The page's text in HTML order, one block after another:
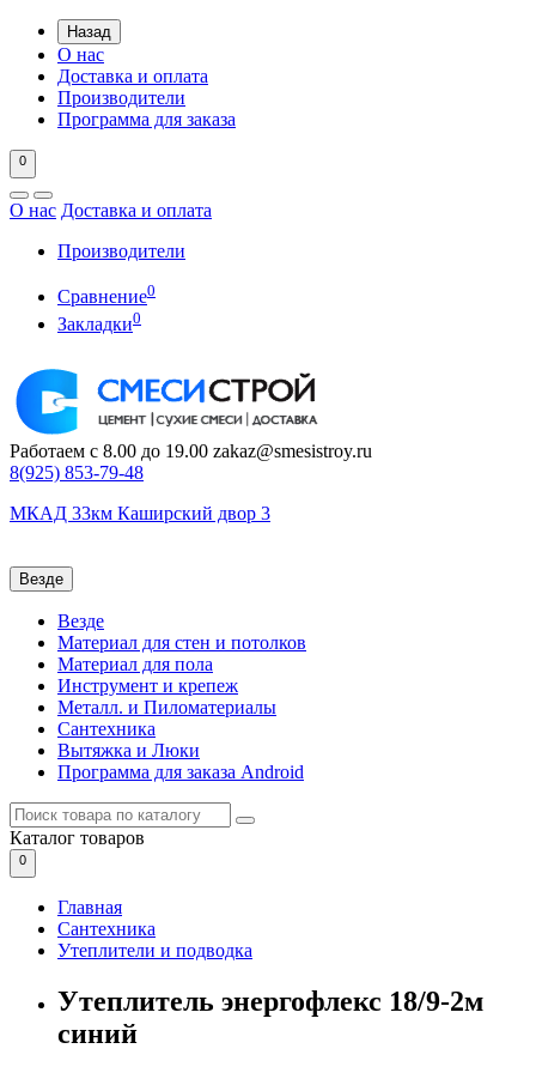
Назад
О нас
Доставка и оплата
Производители
Программа для заказа
0
О нас Доставка и оплата
Производители
Сравнение0
Закладки0
Работаем с 8.00 до 19.00 zakaz@smesistroy.ru
8(925) 853-79-48
МКАД 33км Каширский двор 3
Везде
Везде
Материал для стен и потолков
Материал для пола
Инструмент и крепеж
Металл. и Пиломатериалы
Сантехника
Вытяжка и Люки
Программа для заказа Android
Каталог товаров
0
Главная
Сантехника
Утеплители и подводка
Утеплитель энергофлекс 18/9-2м
синий